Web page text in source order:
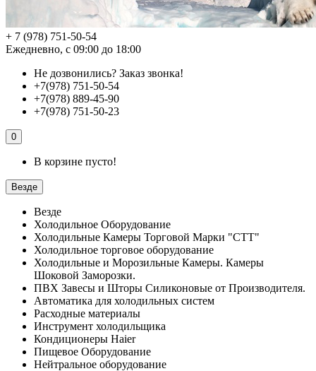
+ 7 (978) 751-50-54
Ежедневно, с 09:00 до 18:00
Не дозвонились? Заказ звонка!
+7(978) 751-50-54
+7(978) 889-45-90
+7(978) 751-50-23
0
В корзине пусто!
Везде
Везде
Холодильное Оборудование
Холодильные Камеры Торговой Марки "СТТ"
Холодильное торговое оборудование
Холодильные и Морозильные Камеры. Камеры
Шоковой Заморозки.
ПВХ Завесы и Шторы Силиконовые от Производителя.
Автоматика для холодильных систем
Расходные материалы
Инструмент холодильщика
Кондиционеры Haier
Пищевое Оборудование
Нейтральное оборудование